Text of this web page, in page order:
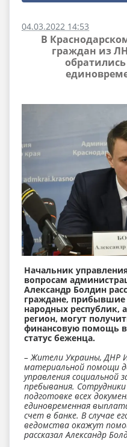
04.03.2022 14:53
В
граждан из
Начальник
вопросам
Александр Болдин
граждане, прибывшие
народных республик,
регион, могут
финансовую помощь в
статус беженца.
– Жители Украины, ДНР
материальной помощи
управления социальной
пребывания.
подготовке всех
единовременная
счет в банке. В случае
ведомства окажут
рассказал Александр